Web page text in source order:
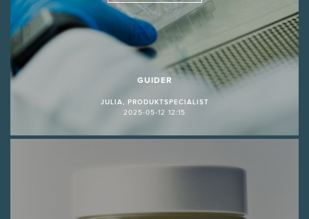
GUIDER
JULIA, PRODUKTSPECIALIST
2025-05-12 12:15